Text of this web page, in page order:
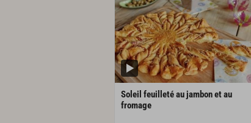
Soleil feuilleté au jambon et au
fromage